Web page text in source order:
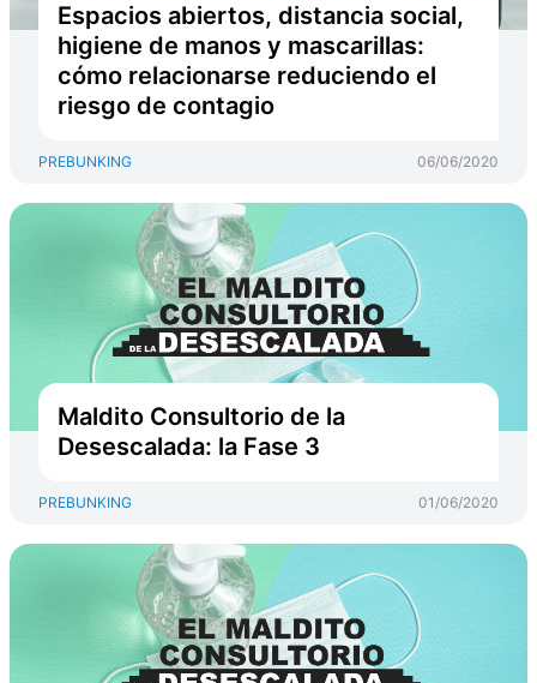
Espacios abiertos, distancia social,
higiene de manos y mascarillas:
cómo relacionarse reduciendo el
riesgo de contagio
PREBUNKING 06/06/2020
Maldito Consultorio de la
Desescalada: la Fase 3
PREBUNKING 01/06/2020